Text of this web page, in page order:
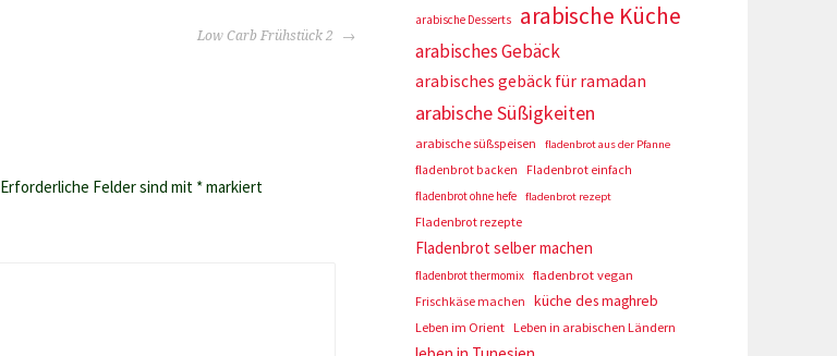
Low Carb Frühstück 2
Erforderliche Felder sind mit *markiert
arabische Desserts arabische Küche
arabisches Gebäck
arabisches gebäck für ramadan
arabische Süßigkeiten
arabische süßspeisen fladenbrot aus der Pfanne
fladenbrot backen
Fladenbrot einfach
fladenbrot ohne hefe
fladenbrot rezept
Fladenbrot rezepte
Fladenbrot selber machen
fladenbrot thermomix fladenbrot vegan
Frischkäse machen küche des maghreb
Leben im Orient Leben in arabischen Ländern